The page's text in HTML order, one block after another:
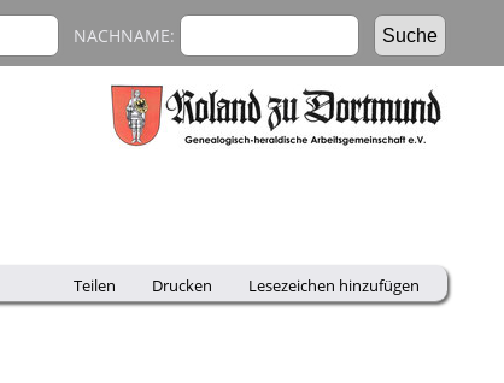
NACHNAME:
Teilen Drucken Lesezeichen hinzufügen